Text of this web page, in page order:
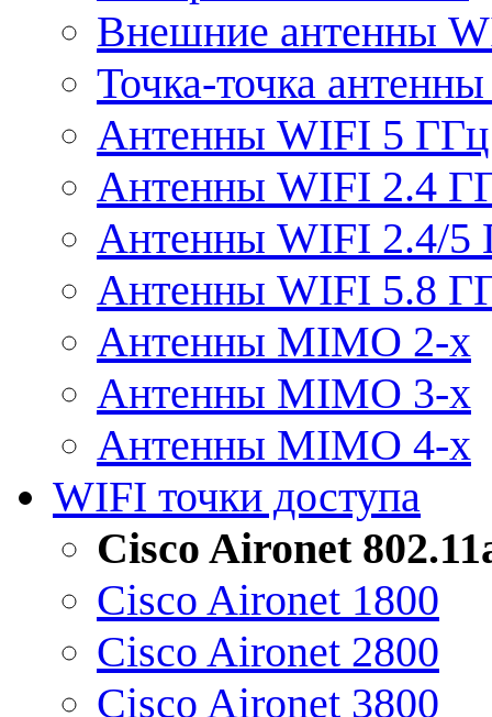
Внешние антенны
Точка-точка
Антенны WIFI 5 ГГц
Антенны WIFI 2.4
Антенны WIFI 2.4/5
Антенны WIFI 5.8
Антенны MIMO 2-x
Антенны MIMO 3-x
Антенны MIMO 4-x
WIFI точки доступа
Cisco Aironet
Cisco Aironet 1800
Cisco Aironet 2800
Cisco Aironet 3800